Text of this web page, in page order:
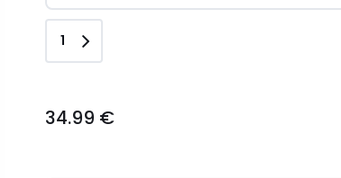
Quantidade
1
€.
34.99 €